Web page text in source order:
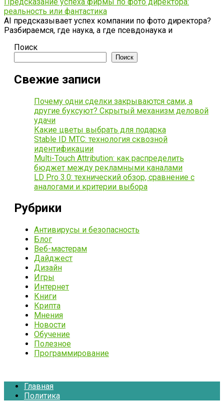
реальность или фантастика
AI предсказывает успех компании по фото директора?
Разбираемся, где наука, а где псевдонаука и
Поиск
Поиск
Свежие записи
Почему одни сделки закрываются сами, а
другие буксуют? Скрытый механизм деловой
удачи
Какие цветы выбрать для подарка
Stable ID МТС: технология сквозной
идентификации
Multi-Touch Attribution: как распределить
бюджет между рекламными каналами
LD Pro 3.0: технический обзор, сравнение с
аналогами и критерии выбора
Рубрики
Антивирусы и безопасность
Блог
Веб-мастерам
Дайджест
Дизайн
Игры
Интернет
Книги
Крипта
Мнения
Новости
Обучение
Полезное
Программирование
Главная
Политика